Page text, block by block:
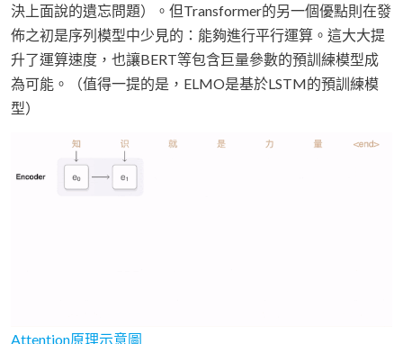
決上面說的遺忘問題）。但Transformer的另一個優點則在發
佈之初是序列模型中少見的：能夠進行平行運算。這大大提
升了運算速度，也讓BERT等包含巨量參數的預訓練模型成
為可能。（值得一提的是，ELMO是基於LSTM的預訓練模
型）
Attention原理示意圖